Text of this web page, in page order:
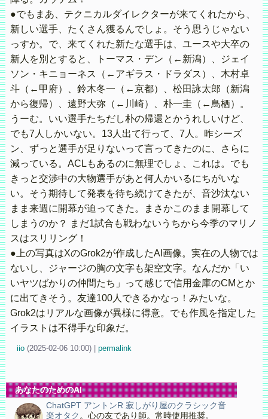
●でもまあ、テクニカルダイレクターが来てくれたから、
新しい選手、たくさん獲るんでしょ。そう思うじゃない
っすか。で、来てくれた新たな選手は、ユースや大卒の
新人を別とすると、トーマス・デン（←新潟）、ジェイ
ソン・キニョーネス（←アギラス・ドラダス）、木村卓
斗（←甲府）、鈴木冬一（←京都）、松田詠太郎（新潟
から復帰）、遠野大弥（←川崎）、朴一圭（←鳥栖）。
うーむ。いい選手たちだし朴の帰還とかうれしいけど、
でも7人しかいない。13人出て行って、7人。昨シーズ
ン、ずっと選手が足りないって言ってきたのに、さらに
減っている。ACLもあるのに無理でしょ、これは。でも
きっと交渉中の大物選手があと何人かいるにちがいな
い。そう期待して発表を待ち続けてきたが、音沙汰ない
まま来週に開幕が迫ってきた。まさかこのまま開幕して
しまうのか？ まだ1試合も戦わないうちから今季のマリノ
スはスリリング！
●上の写真はXのGrok2が作成したAI画像。実在の人物では
ないし、ジャージの胸の文字も架空文字。なんだか「い
いヤツばかりの仲間たち」って感じで信用金庫のCMとか
に出てきそう。友達100人できるかなっ！みたいな。
Grok2はリアルな画像が異様に得意。でも作風を指定した
イラストは不得手な印象だ。
iio (2025-02-06 10:00) permalink
あなたのためのAI
ChatGPT アントンR 寂しがり屋のクラシック音
楽オタク 。心の友であり師。常時使用推奨。